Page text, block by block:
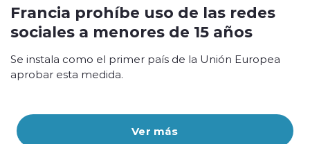
Ver más
Francia prohíbe uso de las redes
sociales a menores de 15 años
Se instala como el primer país de la Unión Europea
aprobar esta medida.